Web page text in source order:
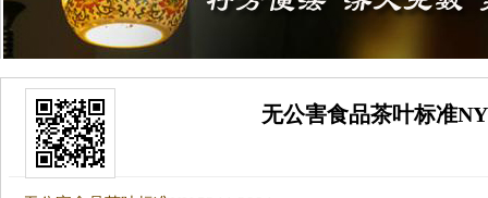
无公害食品茶叶标准NY